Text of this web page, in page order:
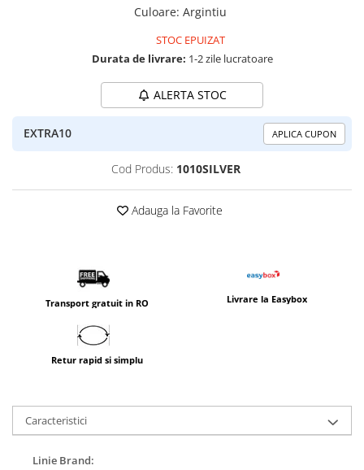
Culoare: Argintiu
STOC EPUIZAT
Durata de livrare: 1-2 zile lucratoare
ALERTA STOC
EXTRA10 APLICA CUPON
Cod Produs: 1010SILVER
Adauga la Favorite
Transport gratuit in RO Livrare la Easybox
Retur rapid si simplu
Caracteristici
Linie Brand: